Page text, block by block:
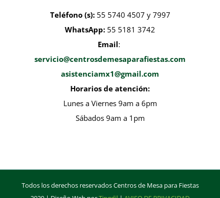
Teléfono (s):55 5740 4507 y 7997
WhatsApp: 55 5181 3742
Email:
servicio@centrosdemesaparafiestas.com
asistenciamx1@gmail.com
Horarios de atención:
Lunes a Viernes 9am a 6pm
Sábados 9am a 1pm
Todos los derechos reservados Centros de Mesa para Fiestas